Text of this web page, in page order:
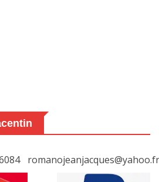
romanojeanjacques@yahoo.fr